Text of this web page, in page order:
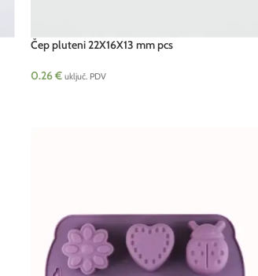
Čep pluteni 22X16X13 mm pcs
0.26€ uključ. PDV